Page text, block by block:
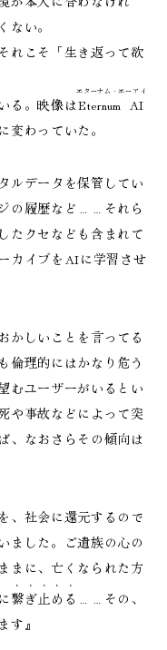
い。
れこそ「生き返って欲
る。映像はEternum AI
エターナム・エーアイ
わっていた。
ルデータを保管してい
の履歴など……それら
たクセなども含まれて
カイブをAIに学習させ
かしいことを言ってる
倫理的にはかなり危う
むユーザーがいるとい
や事故などによって突
、なおさらその傾向は
、社会に還元するので
ました。ご遺族の心の
まに、亡くなられた方
繋ぎ止める ……その、
す』